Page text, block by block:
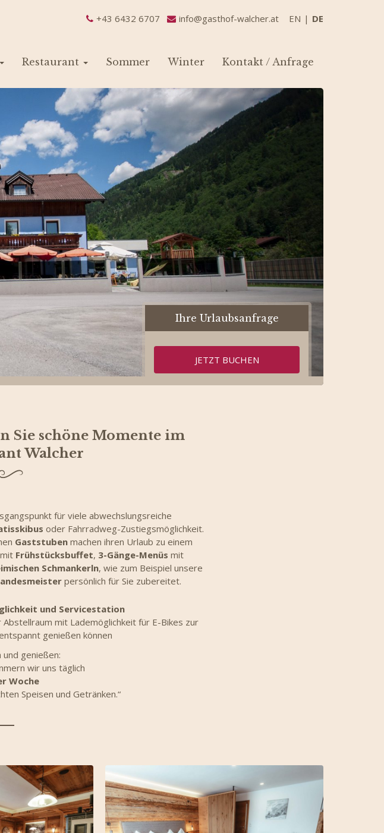
+43 6432 6707 info@gasthof-walcher.at EN DE
Restaurant Sommer Winter Kontakt / Anfrage
Ihre Urlaubsanfrage
JETZT BUCHEN
Sie schöne Momente im
Walcher
für viele abwechslungsreiche
oder Fahrradweg-Zustiegsmöglichkeit.
Gaststuben machen ihren Urlaub zu einem
Frühstücksbuffet, 3-Gänge-Menüs mit
Schmankerln, wie zum Beispiel unsere
persönlich für Sie zubereitet.
und Servicestation
mit Lademöglichkeit für E-Bikes zur
genießen können
und genießen:
wir uns täglich
Woche
Speisen und Getränken.“